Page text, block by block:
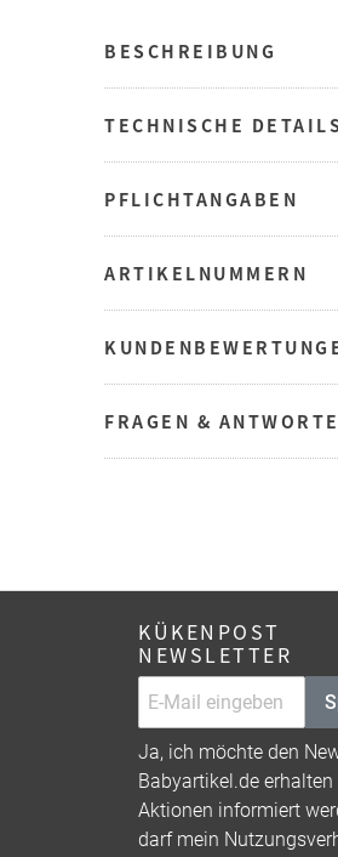
BESCHREIBUNG
TECHNISCHE DETAILS
PFLICHTANGABEN
ARTIKELNUMMERN
FRAGEN &
KÜKENPOST
NEWSLETTER
Ja, ich möchte den
Babyartikel.de
Aktionen informiert
darf mein